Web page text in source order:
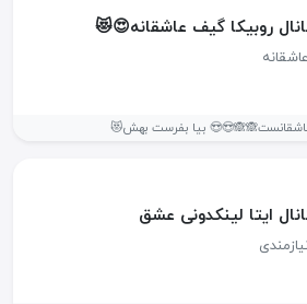
روبیکا گیف عاشقانه😍😻
بیا بفرست بهش😻
ایتا لینکدونی عشق